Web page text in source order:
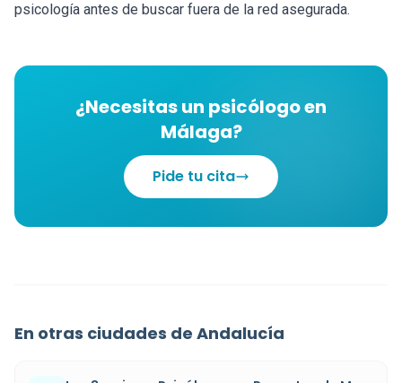
psicología antes de buscar fuera de la red asegurada.
¿Necesitas un psicólogo en
Málaga?
Pide tu cita
En otras ciudades de Andalucía